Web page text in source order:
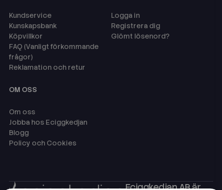
Kundservice
Kunskapsbank
Köpvillkor
FAQ (Vanligt förkommande
frågor)
Reklamation och retur
Logga in
Registrera dig
Glömt lösenord?
OM OSS
Om oss
Jobba hos Eciggkedjan
Blogg
Policy och Cookies
Eciggkedjan AB är